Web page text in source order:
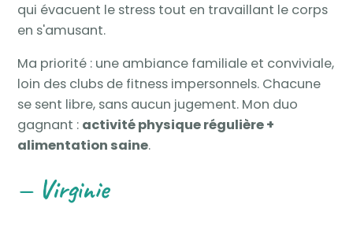
qui évacuent le stress tout en travaillant le corps
en s'amusant.
Ma priorité : une ambiance familiale et conviviale,
loin des clubs de fitness impersonnels. Chacune
se sent libre, sans aucun jugement. Mon duo
gagnant : activité physique régulière +
alimentation saine.
— Virginie